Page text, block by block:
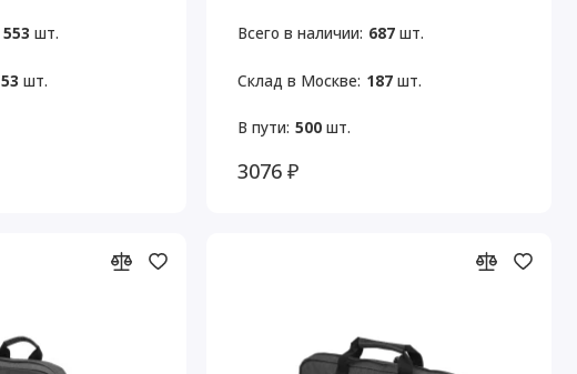
553 шт.
53 шт.
Всего в наличии: 687шт.
Склад в Москве: 187шт.
В пути: 500шт.
3076 ₽